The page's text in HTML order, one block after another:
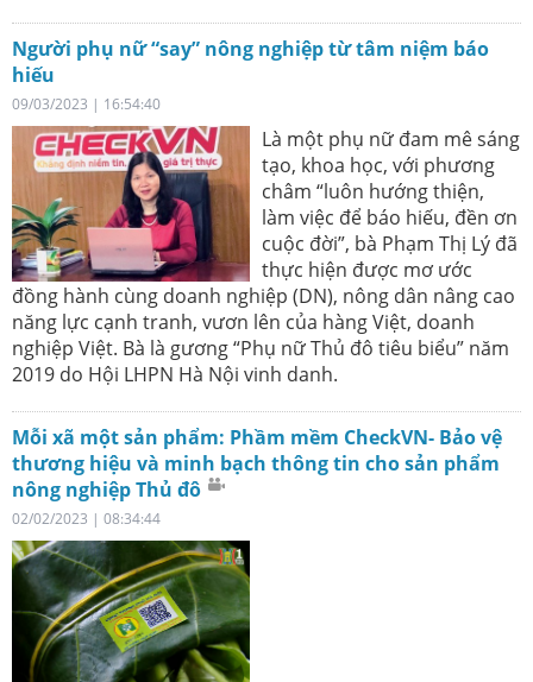
Người phụ nữ “say” nông nghiệp từ tâm niệm báo
hiếu
09/03/2023 | 16:54:40
Là một phụ nữ đam mê sáng
tạo, khoa học, với phương
châm “luôn hướng thiện,
làm việc để báo hiếu, đền ơn
cuộc đời”, bà Phạm Thị Lý đã
thực hiện được mơ ước
đồng hành cùng doanh nghiệp (DN), nông dân nâng cao
năng lực cạnh tranh, vươn lên của hàng Việt, doanh
nghiệp Việt. Bà là gương “Phụ nữ Thủ đô tiêu biểu” năm
2019 do Hội LHPN Hà Nội vinh danh.
Mỗi xã một sản phẩm: Phầm mềm CheckVN- Bảo vệ
thương hiệu và minh bạch thông tin cho sản phẩm
nông nghiệp Thủ đô
02/02/2023 | 08:34:44